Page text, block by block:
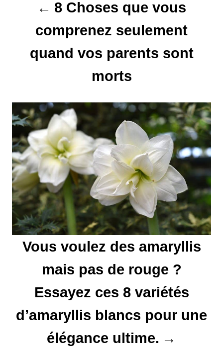
l
’
a
r
t
i
8 Choses que vous
comprenez seulement
quand vos parents sont
morts
Vous voulez des amaryllis
mais pas de rouge ?
Essayez ces 8 variétés
d’amaryllis blancs pour une
élégance ultime.